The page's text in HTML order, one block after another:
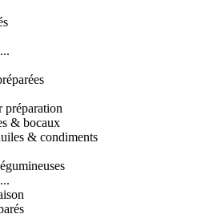
préparation
& bocaux
& condiments